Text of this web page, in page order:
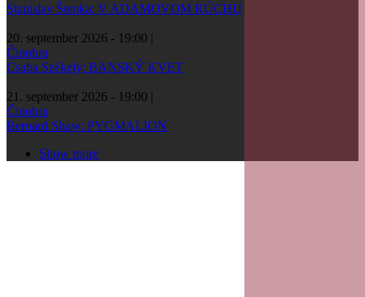
Stanislav Štepka: V ADAMOVOM RÚCHU
20. september 2026 - 19:00 |
Činohra
Csaba Székely: BANSKÝ KVET
21. september 2026 - 19:00 |
Činohra
Bernard Shaw: PYGMALION
Show more